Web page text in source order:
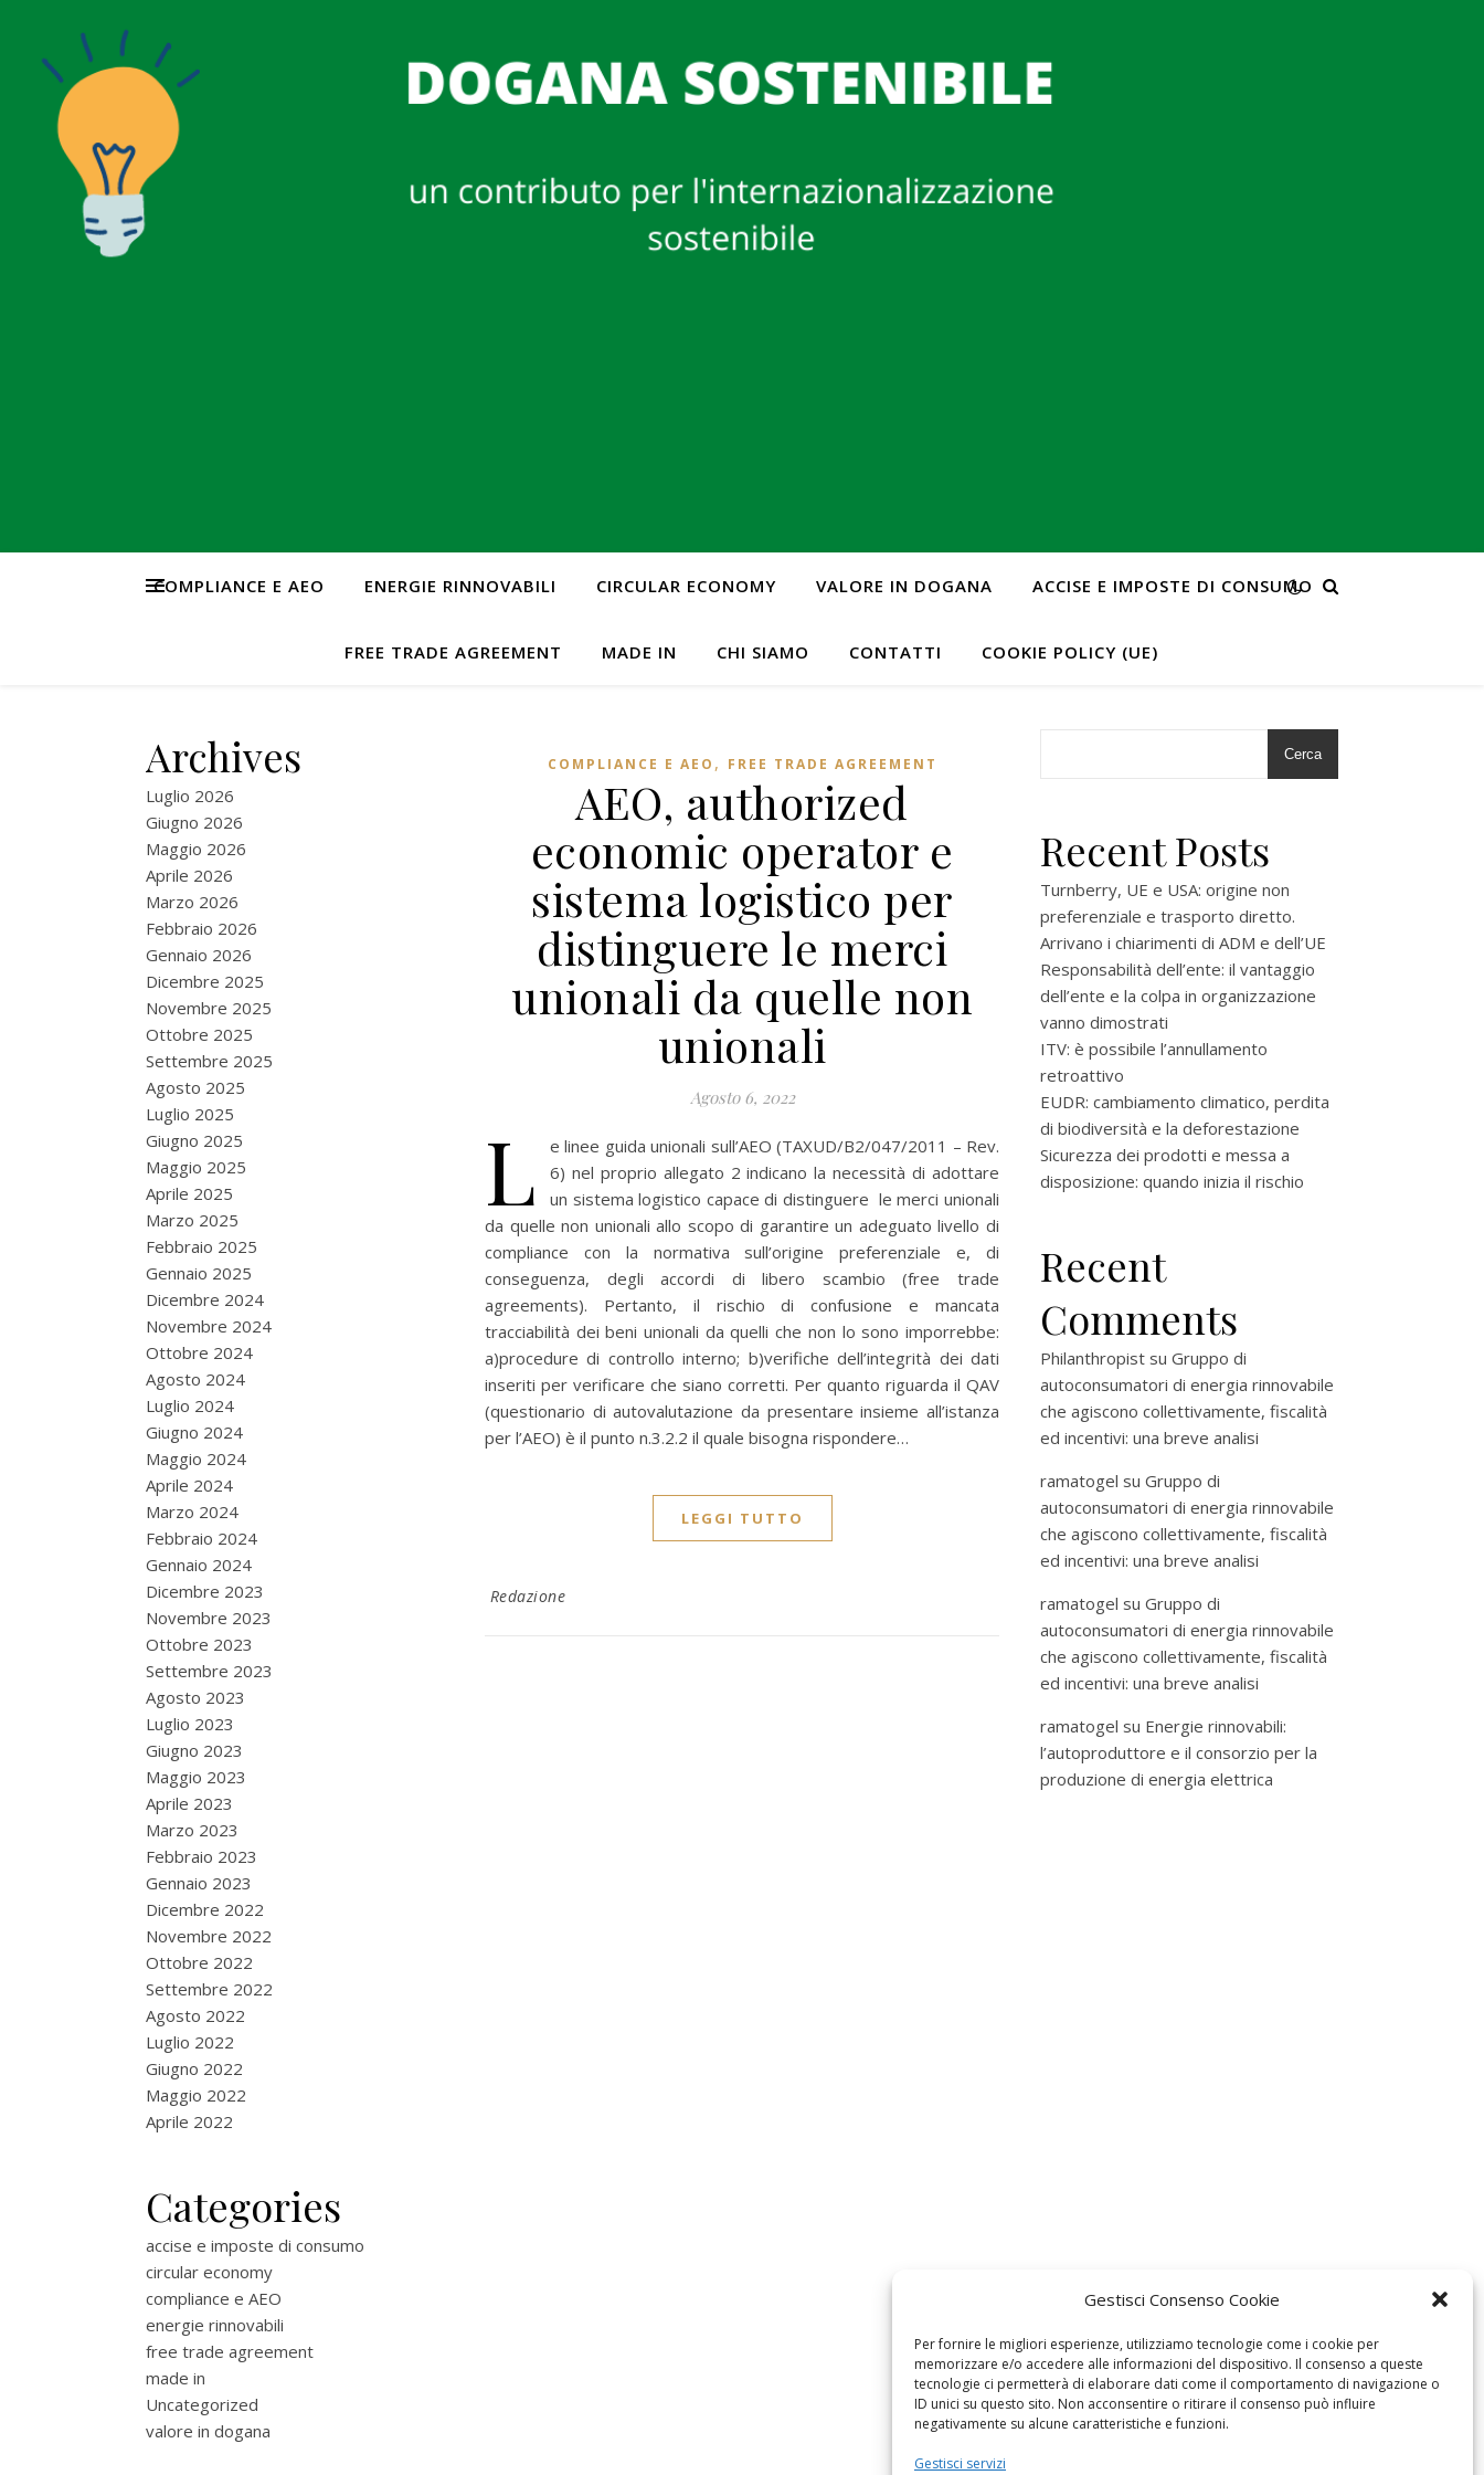
Gestisci Consenso Cookie
Per fornire le migliori esperienze, utilizziamo tecnologie come i cookie per
memorizzare e/o accedere alle informazioni del dispositivo. Il consenso a queste
tecnologie ci permetterà di elaborare dati come il comportamento di navigazione o
ID unici su questo sito. Non acconsentire o ritirare il consenso può influire
negativamente su alcune caratteristiche e funzioni.
Gestisci servizi
COMPLIANCE E AEO ENERGIE RINNOVABILI CIRCULAR ECONOMY VALORE IN DOGANA ACCISE E IMPOSTE DI CONSUMO
FREE TRADE AGREEMENT MADE IN CHI SIAMO CONTATTI COOKIE POLICY (UE)
Archives
Luglio 2026
Giugno 2026
Maggio 2026
Aprile 2026
Marzo 2026
Febbraio 2026
Gennaio 2026
Dicembre 2025
Novembre 2025
Ottobre 2025
Settembre 2025
Agosto 2025
Luglio 2025
Giugno 2025
Maggio 2025
Aprile 2025
Marzo 2025
Febbraio 2025
Gennaio 2025
Dicembre 2024
Novembre 2024
Ottobre 2024
Agosto 2024
Luglio 2024
Giugno 2024
Maggio 2024
Aprile 2024
Marzo 2024
Febbraio 2024
Gennaio 2024
Dicembre 2023
Novembre 2023
Ottobre 2023
Settembre 2023
Agosto 2023
Luglio 2023
Giugno 2023
Maggio 2023
Aprile 2023
Marzo 2023
Febbraio 2023
Gennaio 2023
Dicembre 2022
Novembre 2022
Ottobre 2022
Settembre 2022
Agosto 2022
Luglio 2022
Giugno 2022
Maggio 2022
Aprile 2022
Categories
accise e imposte di consumo
circular economy
compliance e AEO
energie rinnovabili
free trade agreement
made in
Uncategorized
valore in dogana
COMPLIANCE E AEO , FREE TRADE AGREEMENT
AEO, authorized
economic operator e
sistema logistico per
distinguere le merci
unionali da quelle non
unionali
Agosto 6, 2022
L
e linee guida unionali sull’AEO (TAXUD/B2/047/2011 – Rev.
6) nel proprio allegato 2 indicano la necessità di adottare
un sistema logistico capace di distinguere le merci unionali
da quelle non unionali allo scopo di garantire un adeguato livello di
compliance con la normativa sull’origine preferenziale e, di
conseguenza, degli accordi di libero scambio (free trade
agreements). Pertanto, il rischio di confusione e mancata
tracciabilità dei beni unionali da quelli che non lo sono imporrebbe:
a)procedure di controllo interno; b)verifiche dell’integrità dei dati
inseriti per verificare che siano corretti. Per quanto riguarda il QAV
(questionario di autovalutazione da presentare insieme all’istanza
per l’AEO) è il punto n.3.2.2 il quale bisogna rispondere…
LEGGI TUTTO
Redazione
Cerca
Recent Posts
Turnberry, UE e USA: origine non
preferenziale e trasporto diretto.
Arrivano i chiarimenti di ADM e dell’UE
Responsabilità dell’ente: il vantaggio
dell’ente e la colpa in organizzazione
vanno dimostrati
ITV: è possibile l’annullamento
retroattivo
EUDR: cambiamento climatico, perdita
di biodiversità e la deforestazione
Sicurezza dei prodotti e messa a
disposizione: quando inizia il rischio
Recent
Comments
Philanthropist su Gruppo di
autoconsumatori di energia rinnovabile
che agiscono collettivamente, fiscalità
ed incentivi: una breve analisi
ramatogel su Gruppo di
autoconsumatori di energia rinnovabile
che agiscono collettivamente, fiscalità
ed incentivi: una breve analisi
ramatogel su Gruppo di
autoconsumatori di energia rinnovabile
che agiscono collettivamente, fiscalità
ed incentivi: una breve analisi
ramatogel su Energie rinnovabili:
l’autoproduttore e il consorzio per la
produzione di energia elettrica